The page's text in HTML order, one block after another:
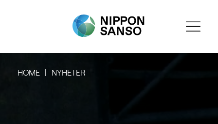
HOME NYHETER